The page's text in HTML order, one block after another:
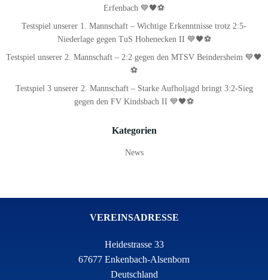
Erfenbach 💙🖤⚽
Testspiel unserer 1. Mannschaft – Wichtige Erkenntnisse trotz 2:5-
Niederlage gegen TuS Hohenecken II 💙🖤⚽
Testspiel unserer 2. Mannschaft – 2:2 gegen den MTSV Beindersheim 💙🖤
⚽
Testspiel 3 unserer 2. Mannschaft – Starke Aufholjagd bringt 3:2-Sieg
gegen den FV Kindsbach II 💙🖤⚽
Kategorien
News
VEREINSADRESSE
Heidestrasse 33
67677 Enkenbach-Alsenborn
Deutschland